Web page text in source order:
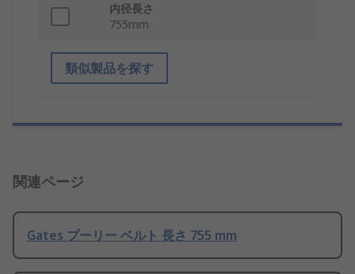
内径長さ
755mm
類似製品を探す
関連ページ
Gates プーリー ベルト 長さ 755 mm